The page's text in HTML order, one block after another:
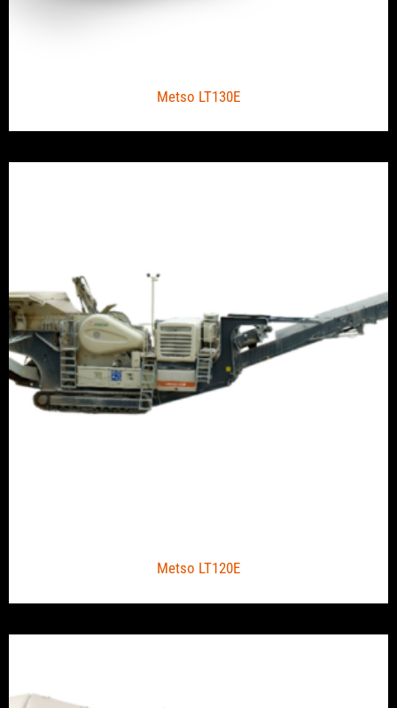
Metso LT130E
Metso LT120E